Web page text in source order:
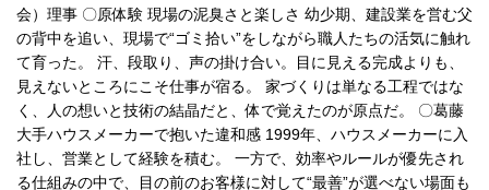
会）理事 〇原体験 現場の泥臭さと楽しさ 幼少期、建設業を営む父
の背中を追い、現場で“ゴミ拾い”をしながら職人たちの活気に触れ
て育った。 汗、段取り、声の掛け合い。目に見える完成よりも、
見えないところにこそ仕事が宿る。 家づくりは単なる工程ではな
く、人の想いと技術の結晶だと、体で覚えたのが原点だ。 〇葛藤
大手ハウスメーカーで抱いた違和感 1999年、ハウスメーカーに入
社し、営業として経験を積む。 一方で、効率やルールが優先され
る仕組みの中で、目の前のお客様に対して“最善”が選べない場面も